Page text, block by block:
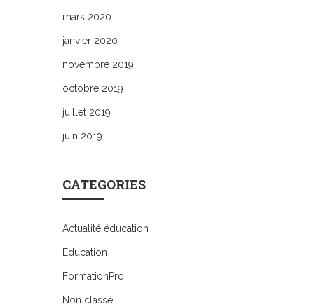
mars 2020
janvier 2020
novembre 2019
octobre 2019
juillet 2019
juin 2019
CATÉGORIES
Actualité éducation
Education
FormationPro
Non classé